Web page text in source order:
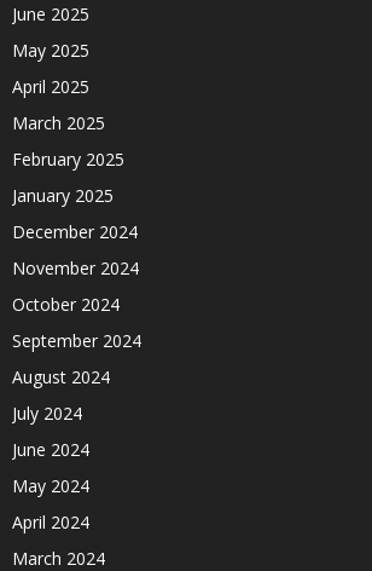
June 2025
May 2025
April 2025
March 2025
February 2025
January 2025
December 2024
November 2024
October 2024
September 2024
August 2024
July 2024
June 2024
May 2024
April 2024
March 2024